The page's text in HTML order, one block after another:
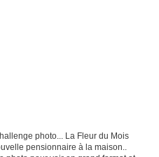
photo... La Fleur du Mois
pensionnaire à la maison..